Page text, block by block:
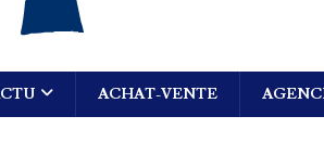
ACHAT-VENTE